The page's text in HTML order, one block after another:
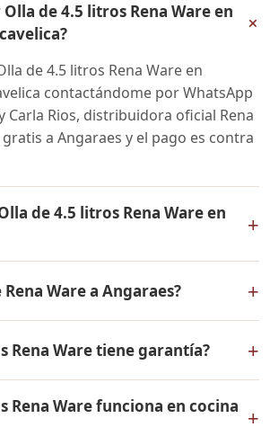
de 4.5 litros Rena Ware en
+
de 4.5 litros Rena Ware en
contactándome por WhatsApp
Carla Rios, distribuidora oficial Rena
a Angaraes y el pago es contra
de 4.5 litros Rena Ware en
+
por WhatsApp para conocer
disponibles y facilidades
desde el 10% de inicial.
Ware a Angaraes? +
y a todo el Perú. El pago es
Rena Ware tiene garantía? +
de fabricación. Todos los
están fabricados en acero
Rena Ware funciona en cocina +